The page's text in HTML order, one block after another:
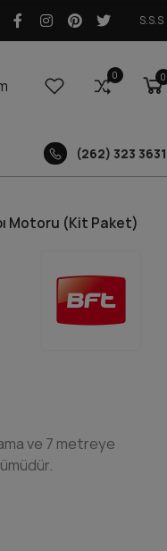
S.S.S
0 0
(262) 323 3631
Motoru (Kit Paket)
ve 7 metreye